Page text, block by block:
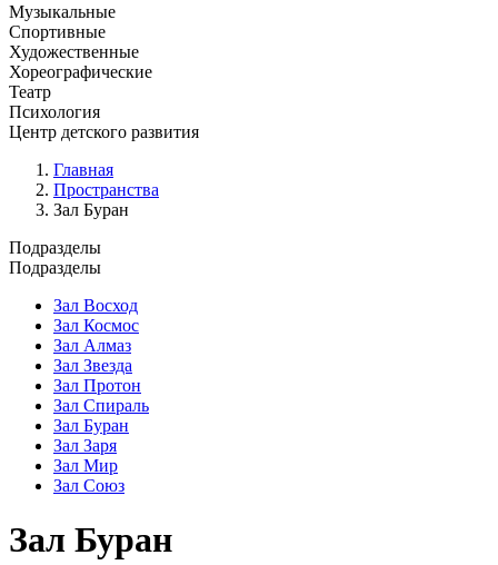
Музыкальные
Спортивные
Художественные
Хореографические
Театр
Психология
Центр детского развития
Главная
Пространства
Зал Буран
Подразделы
Подразделы
Зал Восход
Зал Космос
Зал Алмаз
Зал Звезда
Зал Протон
Зал Спираль
Зал Буран
Зал Заря
Зал Мир
Зал Союз
Зал Буран